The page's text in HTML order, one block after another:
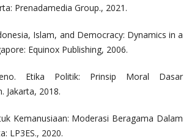
Prenadamedia Group., 2021.
Islam, and Democracy: Dynamics in a
Equinox Publishing, 2006.
Etika Politik: Prinsip Moral Dasar
Jakarta, 2018.
Kemanusiaan: Moderasi Beragama Dalam
LP3ES., 2020.